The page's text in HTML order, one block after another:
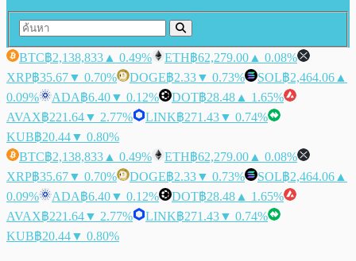
BTC฿2,138,833 ▲ 0.49% ETH฿62,279.00 ▲ 0.08%
XRP฿35.67▼ 0.70% DOGE฿2.33▼ 0.73% SOL฿2,464.06 ▲
0.09%
ADA฿6.40▼ 0.12% DOT฿28.48 ▲ 1.65%
AVAX฿221.64▼ 2.77% LINK฿271.43▼ 0.74%
KUB฿20.44▼ 0.80%
BTC฿2,138,833 ▲ 0.49% ETH฿62,279.00 ▲ 0.08%
XRP฿35.67▼ 0.70% DOGE฿2.33▼ 0.73% SOL฿2,464.06 ▲
0.09%
ADA฿6.40▼ 0.12% DOT฿28.48 ▲ 1.65%
AVAX฿221.64▼ 2.77% LINK฿271.43▼ 0.74%
KUB฿20.44▼ 0.80%